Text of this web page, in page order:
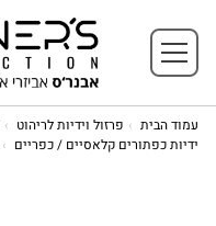
עמוד הבית פרזול וידיות לריהוט
ידיות כפתורים קלאסיים / כפריים